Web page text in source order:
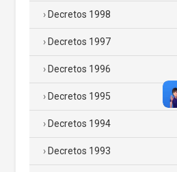
Decretos 1998
Decretos 1997
Decretos 1996
Decretos 1995
Decretos 1994
Decretos 1993